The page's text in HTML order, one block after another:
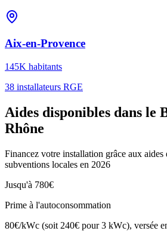
Aix-en-Provence
145K habitants
38 installateurs RGE
Aides disponibles dans le
Rhône
Financez votre installation grâce aux aides
subventions locales en 2026
Jusqu'à 780€
Prime à l'autoconsommation
80€/kWc (soit 240€ pour 3 kWc), versée